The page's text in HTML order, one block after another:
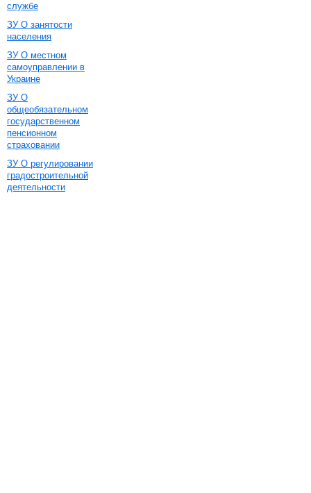
службе
ЗУ О занятости
населения
ЗУ О местном
самоуправлении в
Украине
ЗУ О
общеобязательном
государственном
пенсионном
страховании
ЗУ О регулировании
градостроительной
деятельности